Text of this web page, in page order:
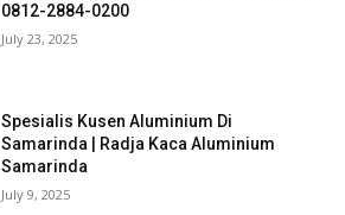
0812-2884-0200
July 23, 2025
Spesialis Kusen Aluminium Di
Samarinda | Radja Kaca Aluminium
Samarinda
July 9, 2025